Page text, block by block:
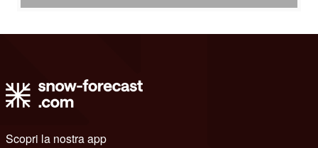
Scopri la nostra app